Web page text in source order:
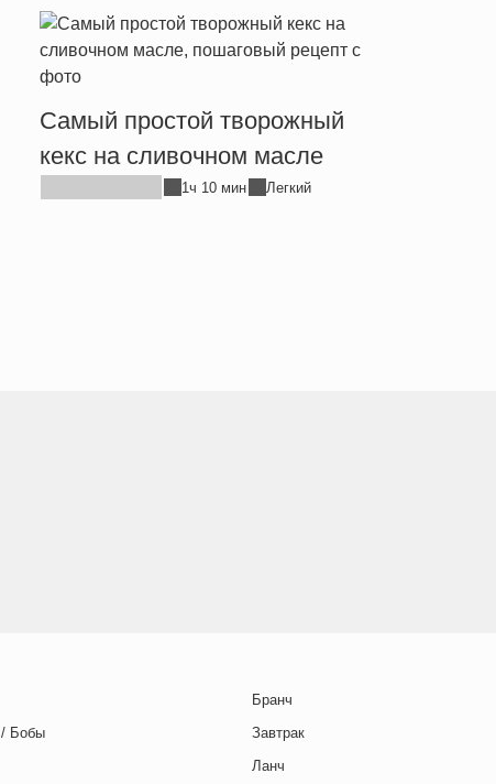
Самый простой творожный
кекс на сливочном масле
1ч 10 мин Легкий
/ Бобы
Бранч
Завтрак
Ланч